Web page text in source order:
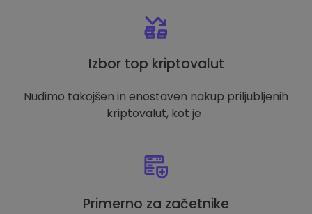
Izbor top kriptovalut
Nudimo takojšen in enostaven nakup priljubljenih
kriptovalut, kot je .
Primerno za začetnike